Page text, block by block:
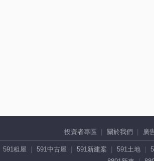
投資者專區 關於我們 廣
591租屋 591中古屋 591新建案 591土地